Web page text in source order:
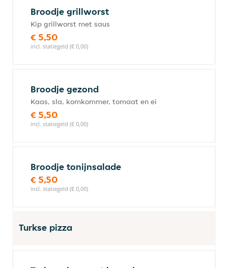
Broodje grillworst
Kip grillworst met saus
€ 5,50
incl. statiegeld (€ 0,00)
Broodje gezond
Kaas, sla, komkommer, tomaat en ei
€ 5,50
incl. statiegeld (€ 0,00)
Broodje tonijnsalade
€ 5,50
incl. statiegeld (€ 0,00)
Turkse pizza